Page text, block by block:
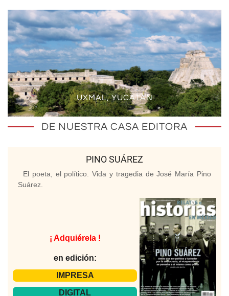
UXMAL, YUCATÁN
DE NUESTRA CASA EDITORA
PINO SUÁREZ
El poeta, el político. Vida y tragedia de José María Pino
Suárez.
¡ Adquiérela !
en edición:
IMPRESA
DIGITAL